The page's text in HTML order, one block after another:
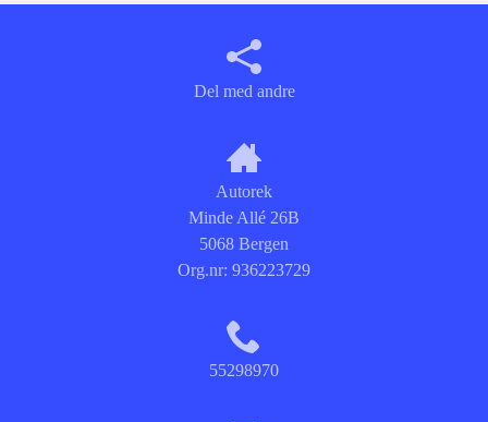
Del med andre
Autorek
Minde Allé 26B
5068 Bergen
Org.nr: 936223729
55298970